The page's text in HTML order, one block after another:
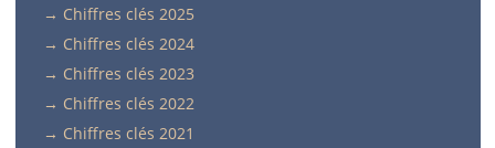
→ Chiffres clés 2025
→ Chiffres clés 2024
→ Chiffres clés 2023
→ Chiffres clés 2022
→ Chiffres clés 2021